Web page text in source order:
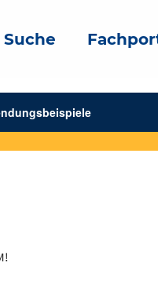
Suche